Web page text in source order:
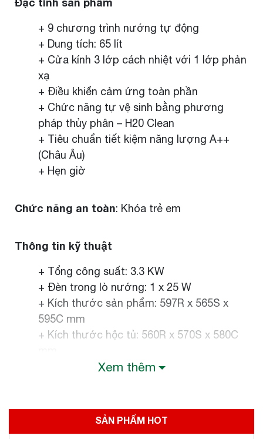
+ 9 chương trình nướng tự động
+ Dung tích: 65 lít
+ Cửa kính 3 lớp cách nhiệt với 1 lớp phản
xạ
+ Điều khiển cảm ứng toàn phần
+ Chức năng tự vệ sinh bằng phương
pháp thủy phân – H20 Clean
+ Tiêu chuẩn tiết kiệm năng lượng A++
(Châu Âu)
+ Hẹn giờ
Chức năng an toàn: Khóa trẻ em
Thông tin kỹ thuật
+ Tổng công suất: 3.3 KW
+ Đèn trong lò nướng: 1 x 25 W
+ Kích thước sản phẩm: 597R x 565S x
595C mm
+ Kích thước hộc tủ: 560R x 570S x 580C
biệt:
Xem thêm
SẢN PHẨM HOT